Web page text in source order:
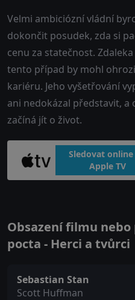
Velmi ambiciózní vládní
dokončit posudek, zda si
cenu za statečnost.
tento případ by mohl
kariéru. Jeho vyšetřování
ani nedokázal představit, a
začíná jít o život.
Sledovat online
Apple TV
Obsazení filmu
pocta - Herci a tvůrci
Sebastian Stan
Scott Huffman